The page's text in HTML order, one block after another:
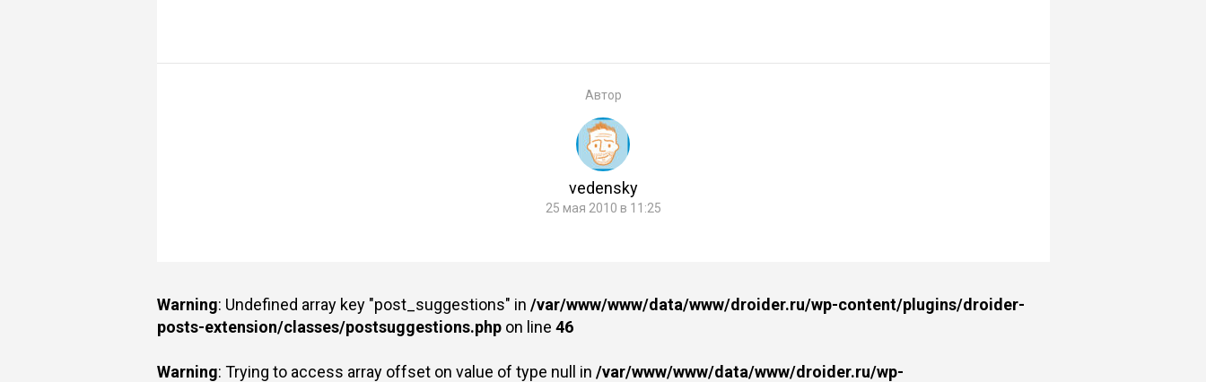
Автор
vedensky
25 мая 2010 в 11:25
Warning: Undefined array key "post_suggestions" in /var/www/www/data/www/droider.ru/wp-content/plugins/droider-
posts-extension/classes/postsuggestions.phpon line 46
Warning: Trying to access array offset on value of type null in /var/www/www/data/www/droider.ru/wp-